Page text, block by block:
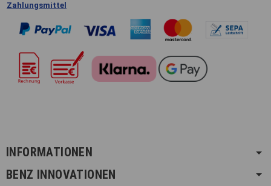
Zahlungsmittel
INFORMATIONEN
BENZ INNOVATIONEN